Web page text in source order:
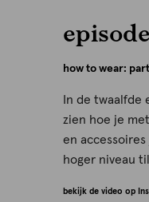
how to wear:
In de twaalfde
zien hoe je
en
hoger niveau
bekijk de video op